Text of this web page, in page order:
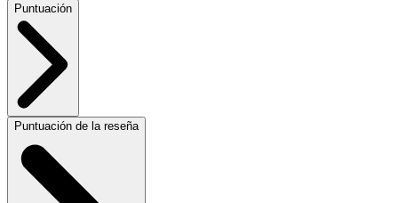
Puntuación
Puntuación de la reseña